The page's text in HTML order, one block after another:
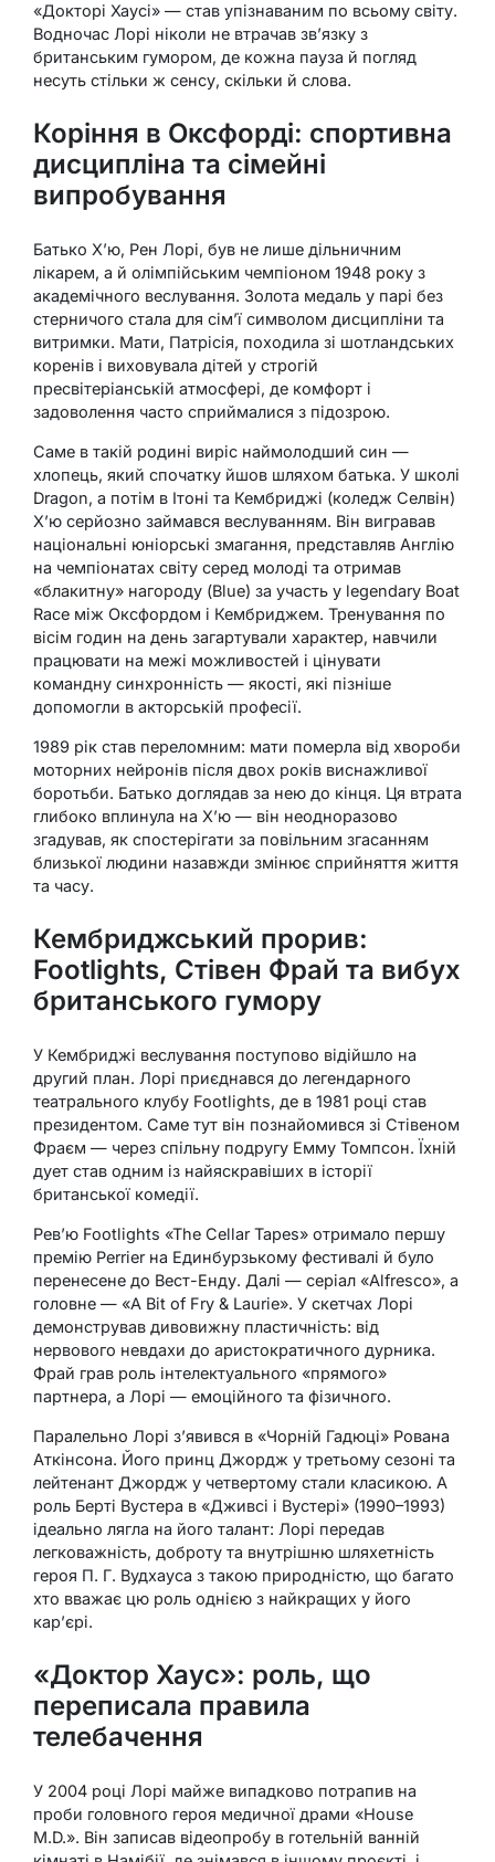
«Докторі Хаусі» — став упізнаваним по всьому світу.
Водночас Лорі ніколи не втрачав зв’язку з
британським гумором, де кожна пауза й погляд
несуть стільки ж сенсу, скільки й слова.
Коріння в Оксфорді: спортивна
дисципліна та сімейні
випробування
Батько Х’ю, Рен Лорі, був не лише дільничним
лікарем, а й олімпійським чемпіоном 1948 року з
академічного веслування. Золота медаль у парі без
стерничого стала для сім’ї символом дисципліни та
витримки. Мати, Патрісія, походила зі шотландських
коренів і виховувала дітей у строгій
пресвітеріанській атмосфері, де комфорт і
задоволення часто сприймалися з підозрою.
Саме в такій родині виріс наймолодший син —
хлопець, який спочатку йшов шляхом батька. У школі
Dragon, а потім в Ітоні та Кембриджі (коледж Селвін)
Х’ю серйозно займався веслуванням. Він вигравав
національні юніорські змагання, представляв Англію
на чемпіонатах світу серед молоді та отримав
«блакитну» нагороду (Blue) за участь у legendary Boat
Race між Оксфордом і Кембриджем. Тренування по
вісім годин на день загартували характер, навчили
працювати на межі можливостей і цінувати
командну синхронність — якості, які пізніше
допомогли в акторській професії.
1989 рік став переломним: мати померла від хвороби
моторних нейронів після двох років виснажливої
боротьби. Батько доглядав за нею до кінця. Ця втрата
глибоко вплинула на Х’ю — він неодноразово
згадував, як спостерігати за повільним згасанням
близької людини назавжди змінює сприйняття життя
та часу.
Кембриджський прорив:
Footlights, Стівен Фрай та вибух
британського гумору
У Кембриджі веслування поступово відійшло на
другий план. Лорі приєднався до легендарного
театрального клубу Footlights, де в 1981 році став
президентом. Саме тут він познайомився зі Стівеном
Фраєм — через спільну подругу Емму Томпсон. Їхній
дует став одним із найяскравіших в історії
британської комедії.
Рев’ю Footlights «The Cellar Tapes» отримало першу
премію Perrier на Единбурзькому фестивалі й було
перенесене до Вест-Енду. Далі — серіал «Alfresco», а
головне — «A Bit of Fry & Laurie». У скетчах Лорі
демонстрував дивовижну пластичність: від
нервового невдахи до аристократичного дурника.
Фрай грав роль інтелектуального «прямого»
партнера, а Лорі — емоційного та фізичного.
Паралельно Лорі з’явився в «Чорній Гадюці» Рована
Аткінсона. Його принц Джордж у третьому сезоні та
лейтенант Джордж у четвертому стали класикою. А
роль Берті Вустера в «Дживсі і Вустері» (1990–1993)
ідеально лягла на його талант: Лорі передав
легковажність, доброту та внутрішню шляхетність
героя П. Г. Вудхауса з такою природністю, що багато
хто вважає цю роль однією з найкращих у його
кар’єрі.
«Доктор Хаус»: роль, що
переписала правила
телебачення
У 2004 році Лорі майже випадково потрапив на
проби головного героя медичної драми «House
M.D.». Він записав відеопробу в готельній ванній